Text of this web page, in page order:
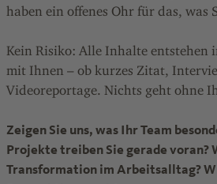
haben ein offenes Ohr für das, was
Kein Risiko: Alle Inhalte entstehen
mit Ihnen – ob kurzes Zitat,
Videoreportage. Nichts geht ohne
Zeigen Sie uns, was Ihr Team
Projekte treiben Sie gerade voran?
Transformation im Arbeitsalltag?